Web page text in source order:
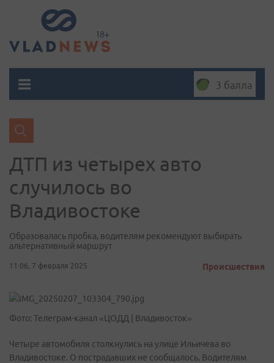
3 балла
ДТП из четырех авто
случилось во
Владивостоке
Образовалась пробка, водителям рекомендуют выбирать
альтернативный маршрут
11:06, 7 февраля 2025 Происшествия
Фото: Телеграм-канал «ЦОДД | Владивосток»
Четыре автомобиля столкнулись на улице Ильичева во
Владивостоке. О пострадавших не сообщалось. Водителям